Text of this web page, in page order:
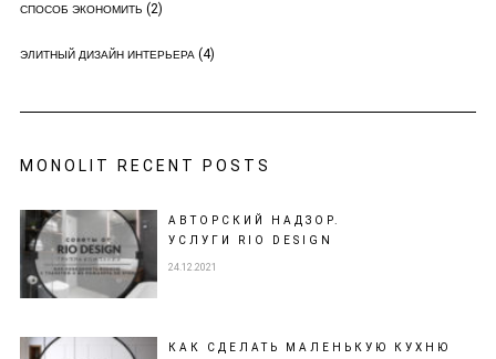
СПОСОБ ЭКОНОМИТЬ (2)
ЭЛИТНЫЙ ДИЗАЙН ИНТЕРЬЕРА(4)
MONOLIT RECENT POSTS
АВТОРСКИЙ НАДЗОР.
УСЛУГИ RIO DESIGN
24.12.2021
КАК СДЕЛАТЬ МАЛЕНЬКУЮ КУХНЮ